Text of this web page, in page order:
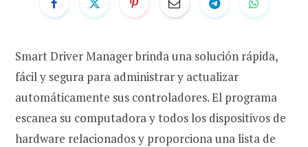
Smart Driver Manager brinda una solución rápida,
fácil y segura para administrar y actualizar
automáticamente sus controladores. El programa
escanea su computadora y todos los dispositivos de
hardware relacionados y proporciona una lista de